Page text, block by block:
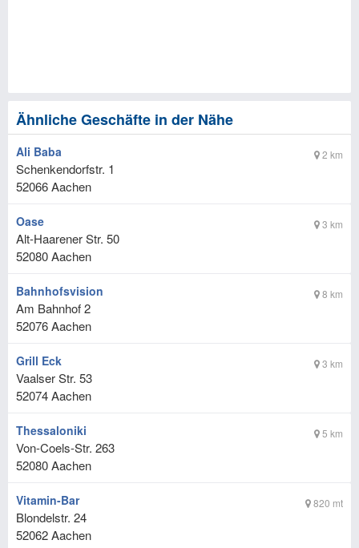
Ähnliche Geschäfte in der Nähe
2 km
Ali Baba
Schenkendorfstr. 1
52066Aachen
3 km
Oase
Alt-Haarener Str. 50
52080Aachen
8 km
Bahnhofsvision
Am Bahnhof 2
52076Aachen
3 km
Grill Eck
Vaalser Str. 53
52074Aachen
5 km
Thessaloniki
Von-Coels-Str. 263
52080Aachen
820 mt
Vitamin-Bar
Blondelstr. 24
52062Aachen